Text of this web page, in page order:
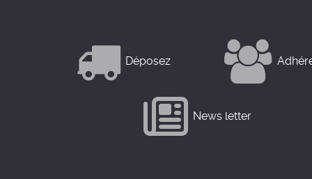
Déposez
News letter